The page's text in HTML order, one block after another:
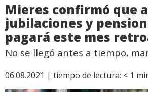
Mieres confirmó que
jubilaciones y
pagará este mes
No se llegó antes a tiempo,
06.08.2021 | tiempo de lectura: < 1